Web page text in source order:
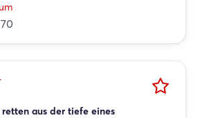
aus der tiefe eines